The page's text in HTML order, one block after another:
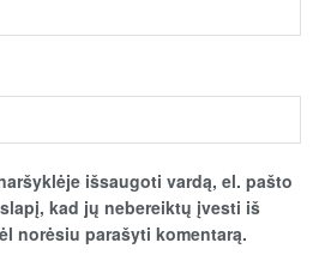
išsaugoti vardą, el. pašto
kad jų nebereiktų įvesti iš
norėsiu parašyti komentarą.